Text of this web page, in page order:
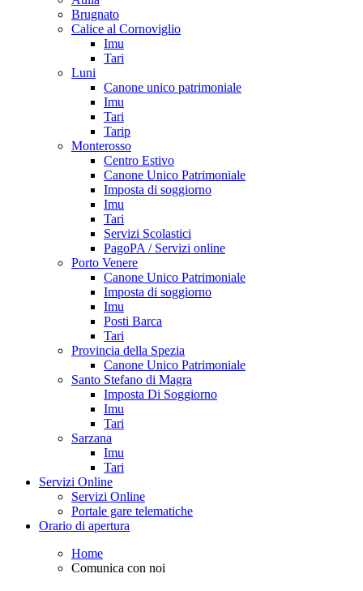
Brugnato
Calice al Cornoviglio
Imu
Tari
Luni
Canone unico patrimoniale
Imu
Tari
Tarip
Monterosso
Centro Estivo
Canone Unico Patrimoniale
Imposta di soggiorno
Imu
Tari
Servizi Scolastici
PagoPA / Servizi online
Porto Venere
Canone Unico Patrimoniale
Imposta di soggiorno
Imu
Posti Barca
Tari
Provincia della Spezia
Canone Unico Patrimoniale
Santo Stefano di Magra
Imposta Di Soggiorno
Imu
Tari
Sarzana
Imu
Tari
Servizi Online
Servizi Online
Portale gare telematiche
Orario di apertura
Home
Comunica con noi